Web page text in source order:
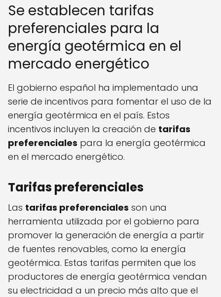
Se establecen tarifas
preferenciales para la
energía geotérmica en el
mercado energético
El gobierno español ha implementado una
serie de incentivos para fomentar el uso de la
energía geotérmica en el país. Estos
incentivos incluyen la creación de tarifas
preferenciales para la energía geotérmica
en el mercado energético.
Tarifas preferenciales
Las tarifas preferenciales son una
herramienta utilizada por el gobierno para
promover la generación de energía a partir
de fuentes renovables, como la energía
geotérmica. Estas tarifas permiten que los
productores de energía geotérmica vendan
su electricidad a un precio más alto que el